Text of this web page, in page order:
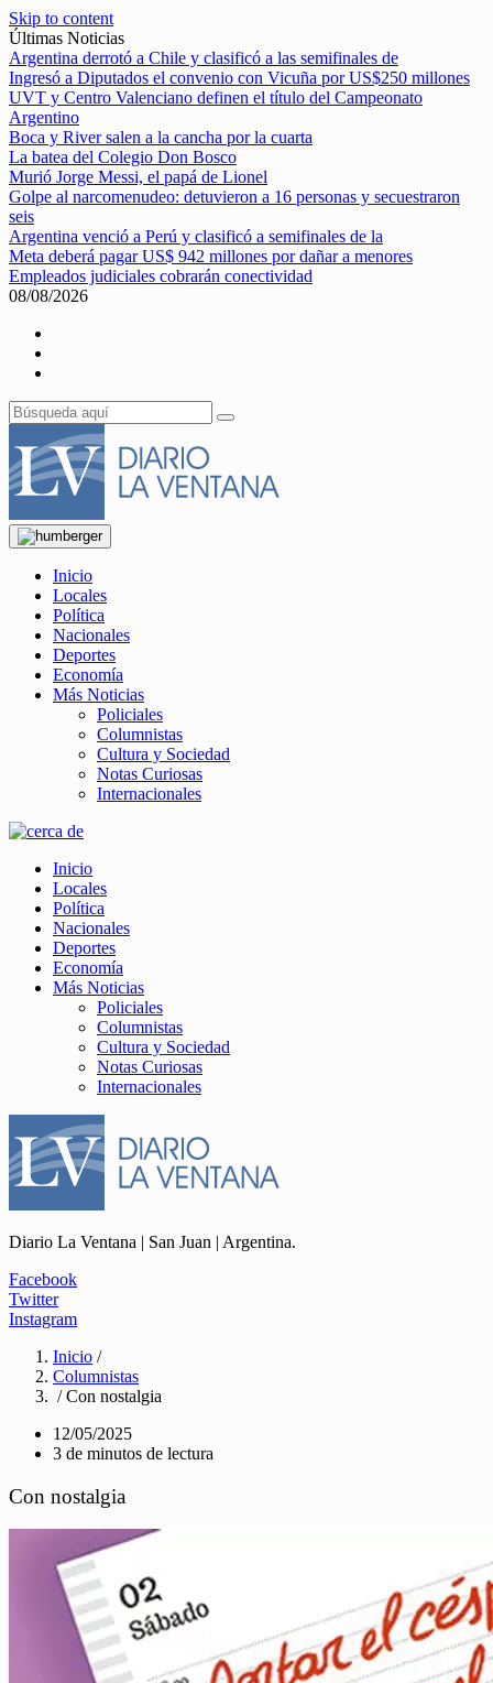
Skip to content
Últimas Noticias
Argentina derrotó a Chile y clasificó a las semifinales de
Ingresó a Diputados el convenio con Vicuña por US$250 millones
UVT y Centro Valenciano definen el título del Campeonato
Argentino
Boca y River salen a la cancha por la cuarta
La batea del Colegio Don Bosco
Murió Jorge Messi, el papá de Lionel
Golpe al narcomenudeo: detuvieron a 16 personas y secuestraron
seis
Argentina venció a Perú y clasificó a semifinales de la
Meta deberá pagar US$ 942 millones por dañar a menores
Empleados judiciales cobrarán conectividad
08/08/2026
Inicio
Locales
Política
Nacionales
Deportes
Economía
Más Noticias
Policiales
Columnistas
Cultura y Sociedad
Notas Curiosas
Internacionales
Inicio
Locales
Política
Nacionales
Deportes
Economía
Más Noticias
Policiales
Columnistas
Cultura y Sociedad
Notas Curiosas
Internacionales
Diario La Ventana | San Juan | Argentina.
Facebook
Twitter
Instagram
Inicio /
Columnistas
/ Con nostalgia
12/05/2025
3 de minutos de lectura
Con nostalgia